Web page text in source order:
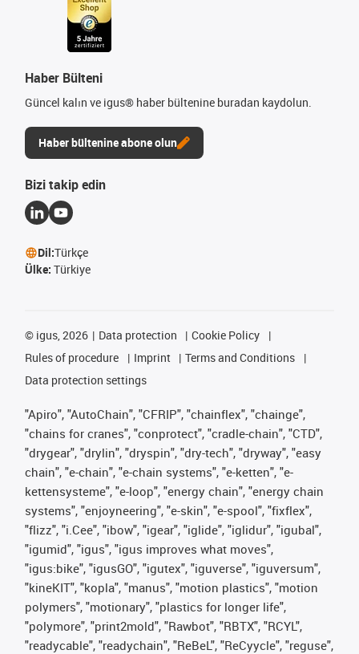
Haber Bülteni
Güncel kalın ve igus® haber bültenine buradan kaydolun.
Haber bültenine abone olun
Bizi takip edin
Dil:Türkçe
Ülke: Türkiye
© igus, 2026 Data protection
Cookie Policy
Rules of procedure
Imprint
Terms and Conditions
Data protection settings
"Apiro", "AutoChain", "CFRIP", "chainflex", "chainge",
"chains for cranes", "conprotect", "cradle-chain", "CTD",
"drygear", "drylin", "dryspin", "dry-tech", "dryway", "easy
chain", "e-chain", "e-chain systems", "e-ketten", "e-
kettensysteme", "e-loop", "energy chain", "energy chain
systems", "enjoyneering", "e-skin", "e-spool", "fixflex",
"flizz", "i.Cee", "ibow", "igear", "iglide", "iglidur", "igubal",
"igumid", "igus", "igus improves what moves",
"igus:bike", "igusGO", "igutex", "iguverse", "iguversum",
"kineKIT", "kopla", "manus", "motion plastics", "motion
polymers", "motionary", "plastics for longer life",
"polymore", "print2mold", "Rawbot", "RBTX", "RCYL",
"readycable", "readychain", "ReBeL", "ReCyycle", "reguse",